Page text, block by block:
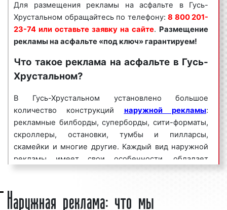
высока. Широкая востребованность данного вида
наружной рекламы объясняется тем, что реклама
на асфальте обеспечивает:
высокуючастоту контактов;
массовыйохват аудитории
низкую себестоимость размещения рекламы.
Как можно видеть, реклама на асфальте в Гусь-
Хрустальном является эффективным средством для
увеличения потока клиентов и повышения процента
продаж. Многие столичные клиенты нашего
рекламного агентства используют рекламу на
ООО «Фасад Медиа Групп» организует и
Для размещения рекламы на асфальте в Гусь-
Хрустальном обращайтесь по телефону: 8 800 201-
23-74 или оставьте заявку на сайте. Размещение
рекламы на асфальте «под ключ» гарантируем!
Что такое реклама на асфальте в Гусь-
Хрустальном?
В Гусь-Хрустальном установлено большое
количество конструкций наружной рекламы:
рекламные билборды, суперборды, сити-форматы,
скроллеры, остановки, тумбы и пилларсы,
скамейки и многие другие. Каждый вид наружной
рекламы имеет свои особенности, обладает
уникальными техническими характеристиками,
целевую аудиторию. Объединяет их то, что каждый
Наружная реклама: что мы